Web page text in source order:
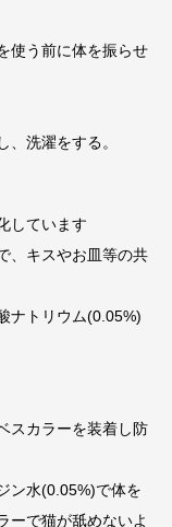
使う前に体を振らせ
、洗濯をする。
しています
、キスやお皿等の共
ナトリウム(0.05%)
スカラーを装着し防
ン水(0.05%)で体を
ーで猫が舐めないよ